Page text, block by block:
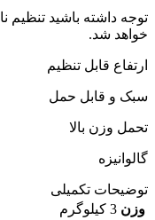
توجه داشته باشید
خواهد شد.
ارتفاع قابل تنظیم
سبک و قابل حمل
تحمل وزن بالا
گالوانیزه
توضیحات تکمیلی
وزن 3 کیلوگرم